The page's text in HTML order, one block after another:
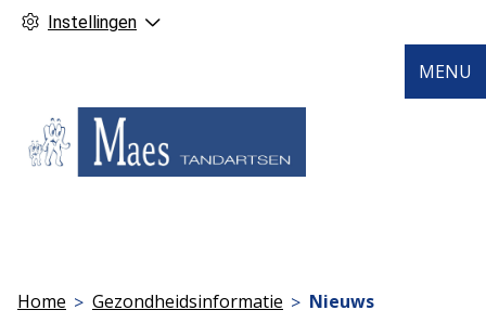
Instellingen
MENU
Home Gezondheidsinformatie Nieuws